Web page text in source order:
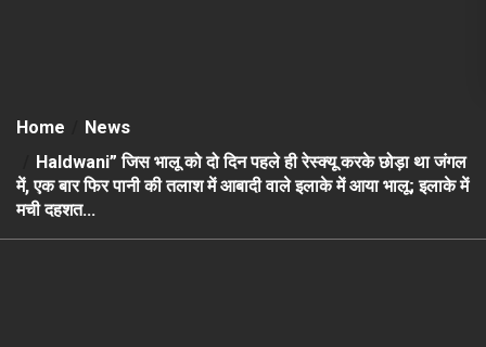
Home
News
Haldwani” जिस भालू को दो दिन पहले ही रेस्क्यू करके छोड़ा था जंगल
में, एक बार फिर पानी की तलाश में आबादी वाले इलाके में आया भालू; इलाके में
मची दहशत…